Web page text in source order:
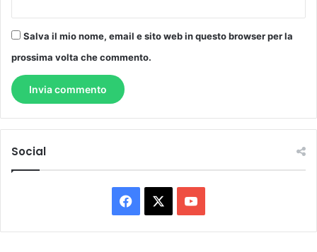
Salva il mio nome, email e sito web in questo browser per la
prossima volta che commento.
Social
Facebook You
Tube